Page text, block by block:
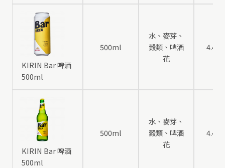
KIRIN Bar 啤酒
500ml
500ml
水、麥芽、
穀類、啤酒
花
4.4
KIRIN Bar 啤酒
500ml
500ml
水、麥芽、
穀類、啤酒
花
4.4